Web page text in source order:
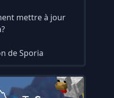
mettre à jour
de Sporia